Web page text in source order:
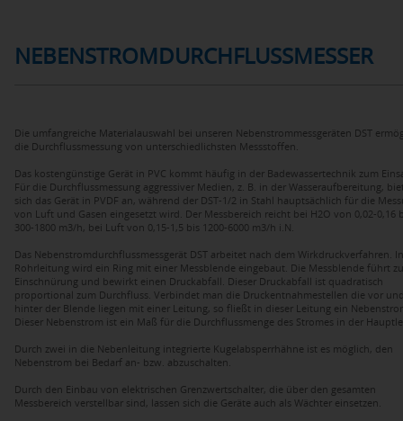
NEBENSTROMDURCHFLUSSMESSER
Die umfangreiche Materialauswahl bei unseren Nebenstrommessgeräten DST
die Durchflussmessung von unterschiedlichsten Messstoffen.
Das kostengünstige Gerät in PVC kommt häufig in der Badewassertechnik zum
Für die Durchflussmessung aggressiver Medien, z. B. in der Wasseraufbereitung,
sich das Gerät in PVDF an, während der DST-1/2 in Stahl hauptsächlich für die
von Luft und Gasen eingesetzt wird. Der Messbereich reicht bei H2O von 0,02-0,16
300-1800 m3/h, bei Luft von 0,15-1,5 bis 1200-6000 m3/h i.N.
Das Nebenstromdurchflussmessgerät DST arbeitet nach dem Wirkdruckverfahren.
Rohrleitung wird ein Ring mit einer Messblende eingebaut. Die Messblende führt
Einschnürung und bewirkt einen Druckabfall. Dieser Druckabfall ist quadratisch
proportional zum Durchfluss. Verbindet man die Druckentnahmestellen die vor
hinter der Blende liegen mit einer Leitung, so fließt in dieser Leitung ein
Dieser Nebenstrom ist ein Maß für die Durchflussmenge des Stromes in der
Durch zwei in die Nebenleitung integrierte Kugelabsperrhähne ist es möglich, den
Nebenstrom bei Bedarf an- bzw. abzuschalten.
Durch den Einbau von elektrischen Grenzwertschalter, die über den gesamten
Messbereich verstellbar sind, lassen sich die Geräte auch als Wächter einsetzen.